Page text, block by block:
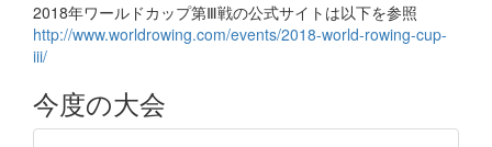
2018年ワールドカップ第Ⅲ戦の公式サイトは以下を参照
http://www.worldrowing.com/events/2018-world-rowing-cup-
iii/
今度の大会